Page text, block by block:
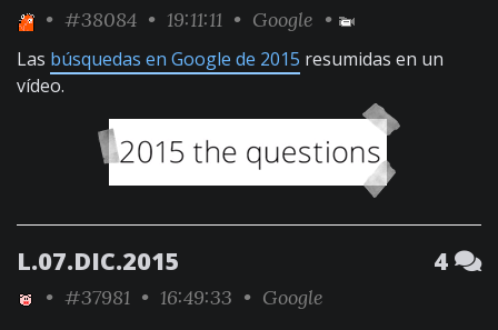
• #38084 • 19:11:11 • Google •
Las búsquedas en Google de 2015 resumidas en un
vídeo.
L.07.DIC.2015 4
• #37981 • 16:49:33 • Google